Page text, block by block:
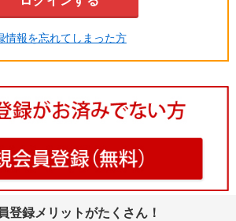
報を忘れてしまった方
登録メリットがたくさん！